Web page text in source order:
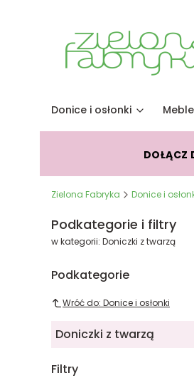
Donice i osłonki Meble
DOŁĄCZ
Zielona Fabryka Donice i
Podkategorie i filtry
w kategorii: Doniczki z twarzą
Podkategorie
Wróć do: Donice i osłonki
Doniczki z twarzą
Filtry